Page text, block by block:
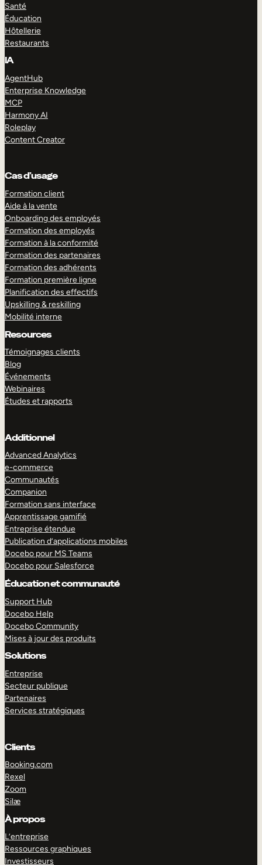
Santé
Éducation
Hôtellerie
Restaurants
IA
AgentHub
Enterprise Knowledge
MCP
Harmony AI
Roleplay
Content Creator
Cas d’usage
Formation client
Aide à la vente
Onboarding des employés
Formation des employés
Formation à la conformité
Formation des partenaires
Formation des adhérents
Formation première ligne
Planification des effectifs
Upskilling & reskilling
Mobilité interne
Resources
Témoignages clients
Blog
Événements
Webinaires
Études et rapports
Additionnel
Advanced Analytics
e-commerce
Communautés
Companion
Formation sans interface
Apprentissage gamifié
Entreprise étendue
Publication d’applications mobiles
Docebo pour MS Teams
Docebo pour Salesforce
Éducation et communauté
Support Hub
Docebo Help
Docebo Community
Mises à jour des produits
Solutions
Entreprise
Secteur publique
Partenaires
Services stratégiques
Clients
Booking.com
Rexel
Zoom
Silæ
À propos
L’entreprise
Ressources graphiques
Investisseurs